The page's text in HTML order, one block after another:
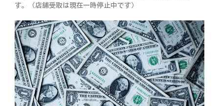
す。（店舗受取は現在一時停止中です）